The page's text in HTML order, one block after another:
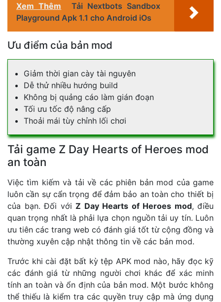
Xem Thêm
Tải Nextbots Sandbox
Playground Apk 1.1 cho Android iOs
Ưu điểm của bản mod
Giảm thời gian cày tài nguyên
Dễ thử nhiều hướng build
Không bị quảng cáo làm gián đoạn
Tối ưu tốc độ nâng cấp
Thoải mái tùy chỉnh lối chơi
Tải game Z Day Hearts of Heroes mod
an toàn
Việc tìm kiếm và tải về các phiên bản mod của game
luôn cần sự cẩn trọng để đảm bảo an toàn cho thiết bị
của bạn. Đối với Z Day Hearts of Heroes mod, điều
quan trọng nhất là phải lựa chọn nguồn tải uy tín. Luôn
ưu tiên các trang web có đánh giá tốt từ cộng đồng và
thường xuyên cập nhật thông tin về các bản mod.
Trước khi cài đặt bất kỳ tệp APK mod nào, hãy đọc kỹ
các đánh giá từ những người chơi khác để xác minh
tính an toàn và ổn định của bản mod. Một bước không
thể thiếu là kiểm tra các quyền truy cập mà ứng dụng